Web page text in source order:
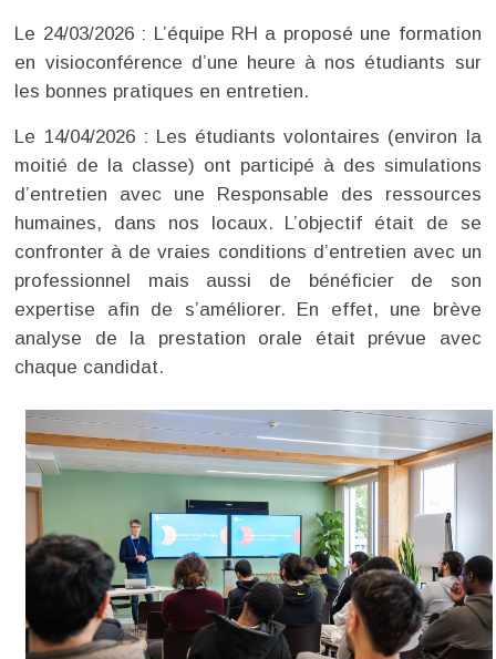
Le 24/03/2026 : L’équipe RH a proposé une formation
en visioconférence d’une heure à nos étudiants sur
les bonnes pratiques en entretien.
Le 14/04/2026 : Les étudiants volontaires (environ la
moitié de la classe) ont participé à des simulations
d’entretien avec une Responsable des ressources
humaines, dans nos locaux. L’objectif était de se
confronter à de vraies conditions d’entretien avec un
professionnel mais aussi de bénéficier de son
expertise afin de s’améliorer. En effet, une brève
analyse de la prestation orale était prévue avec
chaque candidat.